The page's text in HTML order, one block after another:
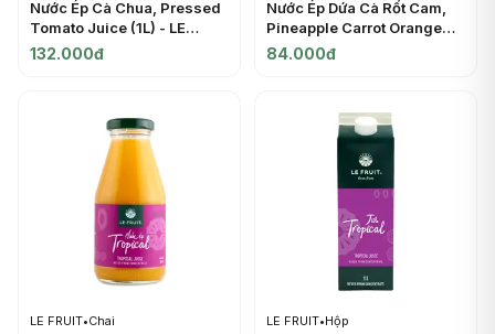
Nước Ép Cà Chua, Pressed
Tomato Juice (1L) - LE
FRUIT
132.000đ
Nước Ép Dứa Cà Rốt Cam,
Pineapple Carrot Orange
Juice (1L) - LE FRUIT
84.000đ
LE FRUIT•Chai LE FRUIT•Hộp